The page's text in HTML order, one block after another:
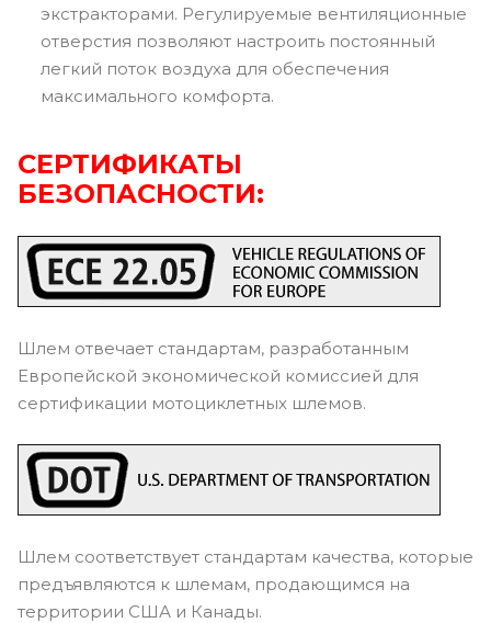
экстракторами. Регулируемые вентиляционные
отверстия позволяют настроить постоянный
легкий поток воздуха для обеспечения
максимального комфорта.
СЕРТИФИКАТЫ
БЕЗОПАСНОСТИ:
Шлем отвечает стандартам, разработанным
Европейской экономической комиссией для
сертификации мотоциклетных шлемов.
Шлем соответствует стандартам качества, которые
предъявляются к шлемам, продающимся на
территории США и Канады.